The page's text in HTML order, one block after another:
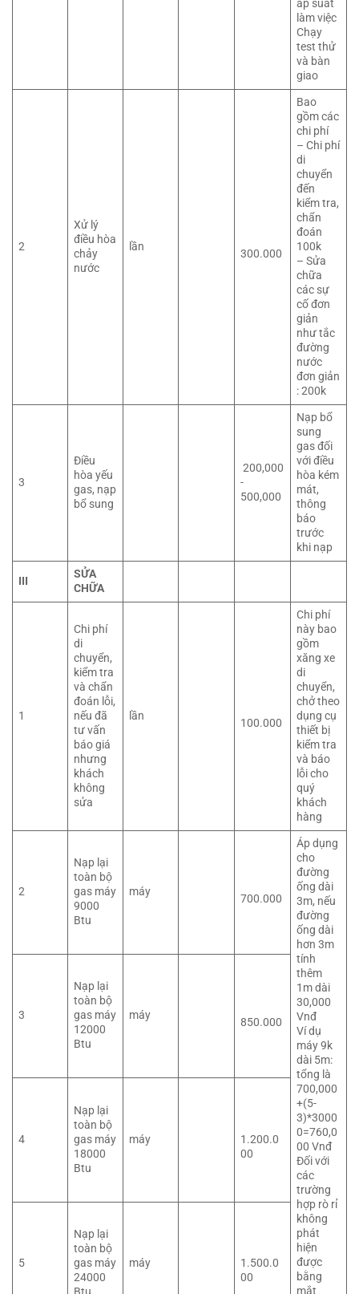
áp suất
làm việc
Chạy
test thử
và bàn
giao
2
Xử lý
điều hòa
chảy
nước
lần
300.000
Bao
gồm các
chi phí
– Chi phí
di
chuyển
đến
kiểm tra,
chẩn
đoán
100k
– Sửa
chữa
các sự
cố đơn
giản
như tắc
đường
nước
đơn giản
: 200k
3
Điều
hòa yếu
gas, nạp
bổ sung
200,000
-
500,000
Nạp bổ
sung
gas đối
với điều
hòa kém
mát,
thông
báo
trước
khi nạp
III
SỬA
CHỮA
1
Chi phí
di
chuyển,
kiểm tra
và chẩn
đoán lỗi,
nếu đã
tư vấn
báo giá
nhưng
khách
không
sửa
lần
100.000
Chi phí
này bao
gồm
xăng xe
di
chuyển,
chở theo
dụng cụ
thiết bị
kiểm tra
và báo
lỗi cho
quý
khách
hàng
2
Nạp lại
toàn bộ
gas máy
9000
Btu
máy
700.000
Áp dụng
cho
đường
ống dài
3m, nếu
đường
ống dài
hơn 3m
tính
thêm
1m dài
30,000
Vnđ
Ví dụ
máy 9k
dài 5m:
tổng là
700,000
+(5-
3)*3000
0=760,0
00 Vnđ
Đối với
các
trường
hợp rò rỉ
không
phát
hiện
được
bằng
mắt
3
Nạp lại
toàn bộ
gas máy
12000
Btu
máy
850.000
4
Nạp lại
toàn bộ
gas máy
18000
Btu
máy
1.200.0
00
5
Nạp lại
toàn bộ
gas máy
24000
máy
1.500.0
00